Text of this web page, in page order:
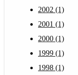
2002 (1)
2001 (1)
2000 (1)
1999 (1)
1998 (1)